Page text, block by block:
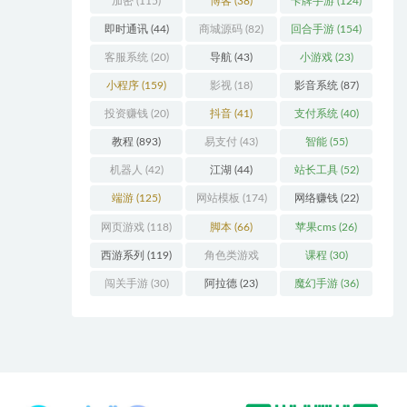
即时通讯(44) 商城源码 (82) 回合手游 (154)
客服系统 (20) 导航 (43) 小游戏(23)
小程序 (159) 影视 (18) 影音系统 (87)
投资赚钱 (20) 抖音 (41) 支付系统 (40)
教程 (893) 易支付 (43) 智能(55)
机器人 (42) 江湖 (44) 站长工具(52)
端游 (125) 网站模板 (174) 网络赚钱(22)
网页游戏 (118) 脚本 (66) 苹果cms (26)
西游系列 (119) 角色类游戏
(306)
课程 (30)
闯关手游(30) 阿拉德 (23) 魔幻手游(36)